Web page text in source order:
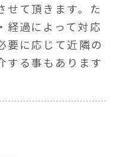
せて頂きます。た
経過によって対応
要に応じて近隣の
する事もあります